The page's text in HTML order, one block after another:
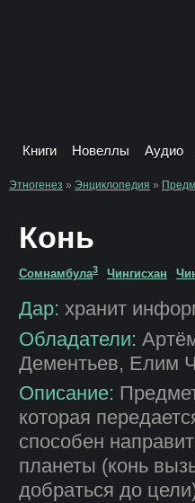
Книги Новеллы Аудио
Этногенез » Энциклопедия »
Конь
Сомнамбула3 Чингисхан
Дар: хранит
Обладатели:
Дементьев, Елим
Описание:
которая
способен
планеты (конь
добраться до